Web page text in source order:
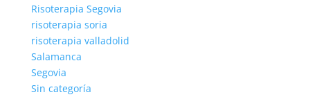
Risoterapia Segovia
risoterapia soria
risoterapia valladolid
Salamanca
Segovia
Sin categoría